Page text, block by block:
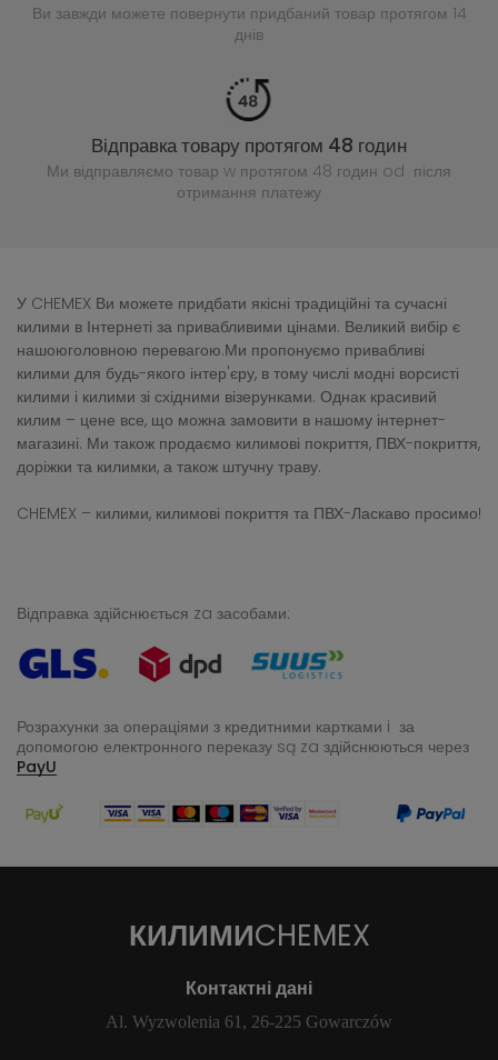
Ви завжди можете повернути придбаний товар протягом 14
днів
Відправка товару протягом 48 годин
Ми відправляємо товар w протягом 48 годин od після
отримання платежу
У CHEMEX Ви можете придбати якісні традиційні та сучасні
килими в Інтернеті за привабливими цінами. Великий вибір є
нашоюголовною перевагою.Ми пропонуємо привабливі
килими для будь-якого інтер'єру, в тому числі модні ворсисті
килими і килими зі східними візерунками. Однак красивий
килим – цене все, що можна замовити в нашому інтернет-
магазині. Ми також продаємо килимові покриття, ПВХ-покриття,
доріжки та килимки, а також штучну траву.
CHEMEX – килими, килимові покриття та ПВХ-Ласкаво просимо!
Відправка здійснюється za засобами:
Розрахунки за операціями з кредитними картками i за
допомогою електронного переказу są za здійснюються через
PayU
КИЛИМИCHEMEX
Контактні дані
Al. Wyzwolenia 61, 26-225 Gowarczów